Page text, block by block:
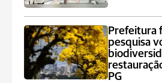
Prefeitura
pesquisa
PG